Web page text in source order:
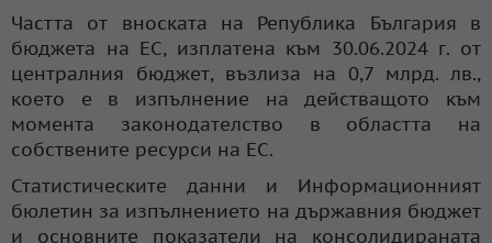
Частта от вноската на Република България в
бюджета на ЕС, изплатена към 30.06.2024 г. от
централния бюджет, възлиза на 0,7 млрд. лв.,
което е в изпълнение на действащото към
момента законодателство в областта на
собствените ресурси на ЕС.
Статистическите данни и Информационният
бюлетин за изпълнението на държавния бюджет
и основните показатели на консолидираната